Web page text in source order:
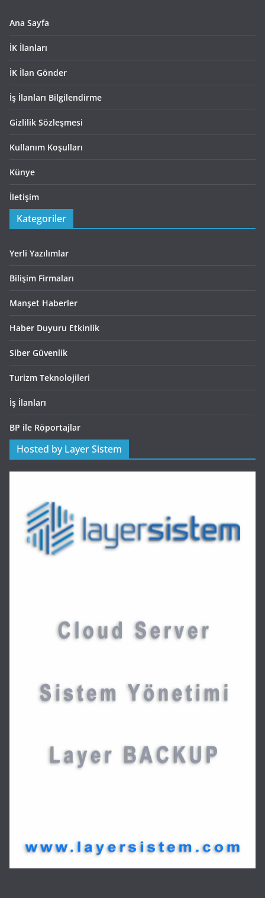
Ana Sayfa
İK İlanları
İK İlan Gönder
İş İlanları Bilgilendirme
Gizlilik Sözleşmesi
Kullanım Koşulları
Künye
İletişim
Kategoriler
Yerli Yazılımlar
Bilişim Firmaları
Manşet Haberler
Haber Duyuru Etkinlik
Siber Güvenlik
Turizm Teknolojileri
İş İlanları
BP ile Röportajlar
Hosted by Layer Sistem